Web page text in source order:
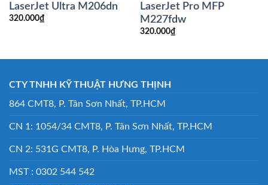
LaserJet Ultra M206dn
320.000₫
LaserJet Pro MFP
M227fdw
320.000₫
CTY TNHH KỸ THUẬT HƯNG THỊNH
864 CMT8, P. Tân Sơn Nhất, TP.HCM
CN 1: 1054/34 CMT8, P. Tân Sơn Nhất, TP.HCM
CN 2: 531G CMT8, P. Hòa Hưng, TP.HCM
MST : 0302 544 542